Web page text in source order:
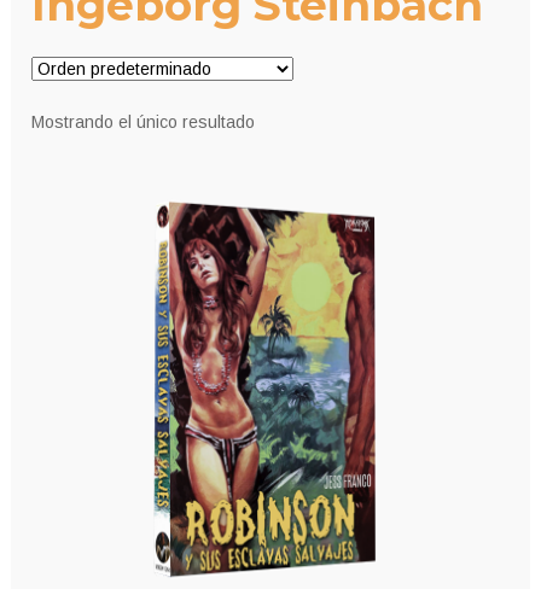
Mostrando el único resultado